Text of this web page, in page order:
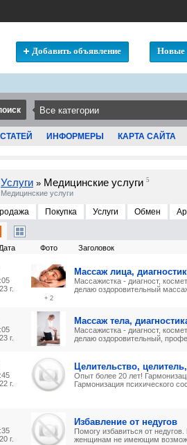
Добавить объявление Новые
ИНФОРМЕРЫ КАРТА САЙТА
Услуги » Медицинские услуги 5
Медицинские услуги
Покупка Услуги Обмен
Дата Фото Заголовок
г.
+ 2
Массаж лица,
Массажистка - диагност,
делаю оздоровительный
г.
Массаж тела,
Массажистка - диагност,
делаю оздоровительный,
г.
Целительство,
Опыт более 20 лет!
Гармонизация психического
г.
Избавление от недугов
Помогу избавиться от
женщинам не имеющим